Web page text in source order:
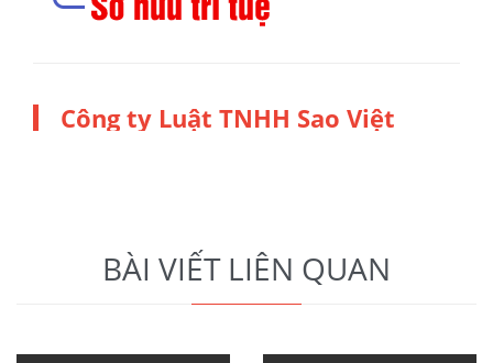
Công ty Luật TNHH Sao Việt
BÀI VIẾT LIÊN QUAN